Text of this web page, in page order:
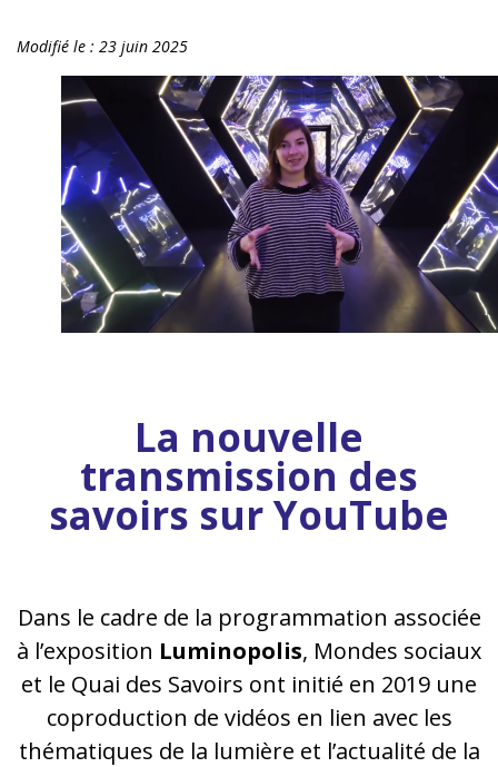
Modifié le : 23 juin 2025
La nouvelle
transmission des
savoirs sur YouTube
Dans le cadre de la programmation associée
à l’exposition Luminopolis, Mondes sociaux
et le Quai des Savoirs ont initié en 2019 une
coproduction de vidéos en lien avec les
thématiques de la lumière et l’actualité de la